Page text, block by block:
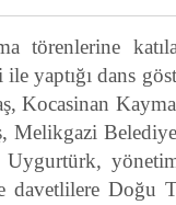
törenlerine
yaptığı dans
Kocasinan
Melikgazi
Uygurtürk,
davetlilere Doğu